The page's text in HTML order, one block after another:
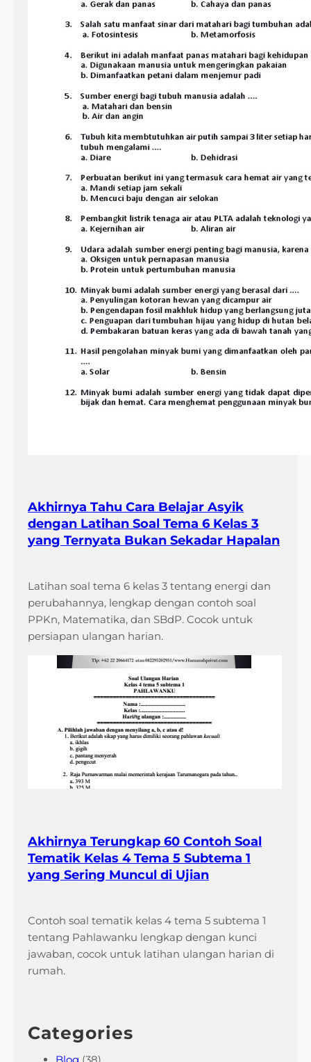
Akhirnya Tahu Cara Belajar Asyik
dengan Latihan Soal Tema 6 Kelas 3
yang Ternyata Bukan Sekadar Hapalan
Latihan soal tema 6 kelas 3 tentang energi dan
perubahannya, lengkap dengan contoh soal
PPKn, Matematika, dan SBdP. Cocok untuk
persiapan ulangan harian.
Akhirnya Terungkap 60 Contoh Soal
Tematik Kelas 4 Tema 5 Subtema 1
yang Sering Muncul di Ujian
Contoh soal tematik kelas 4 tema 5 subtema 1
tentang Pahlawanku lengkap dengan kunci
jawaban, cocok untuk latihan ulangan harian di
rumah.
Categories